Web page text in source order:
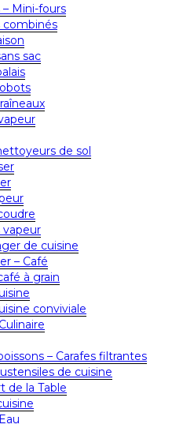
Mini-fours
combinés
sac
de sol
vapeur
de cuisine
– Café
à grain
conviviale
– Carafes filtrantes
de cuisine
de la Table